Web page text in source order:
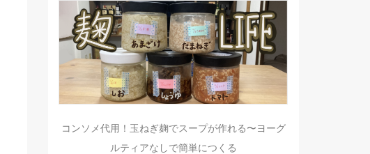
コンソメ代用！玉ねぎ麹でスープが作れる〜ヨーグ
ルティアなしで簡単につくる